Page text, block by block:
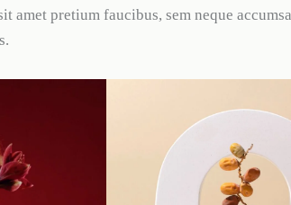
amet pretium faucibus, sem neque